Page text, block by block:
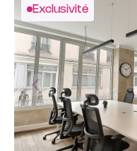
Exclusivité